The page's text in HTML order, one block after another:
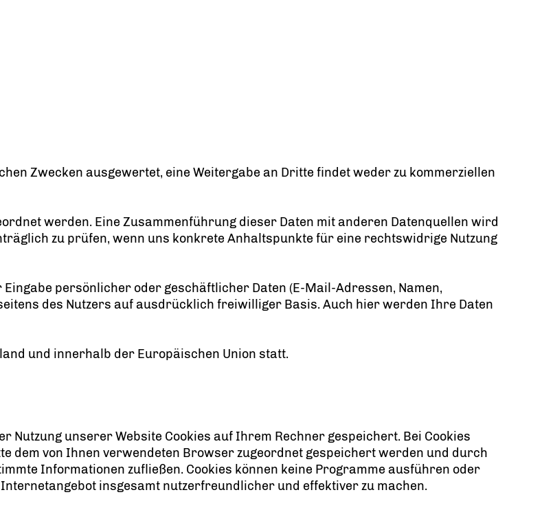
Zwecken ausgewertet, eine Weitergabe an Dritte findet weder zu kommerziellen
werden. Eine Zusammenführung dieser Daten mit anderen Datenquellen wird
zu prüfen, wenn uns konkrete Anhaltspunkte für eine rechtswidrige Nutzung
persönlicher oder geschäftlicher Daten (E-Mail-Adressen, Namen,
des Nutzers auf ausdrücklich freiwilliger Basis. Auch hier werden Ihre Daten
und innerhalb der Europäischen Union statt.
Nutzung unserer Website Cookies auf Ihrem Rechner gespeichert. Bei Cookies
dem von Ihnen verwendeten Browser zugeordnet gespeichert werden und durch
Informationen zufließen. Cookies können keine Programme ausführen oder
insgesamt nutzerfreundlicher und effektiver zu machen.